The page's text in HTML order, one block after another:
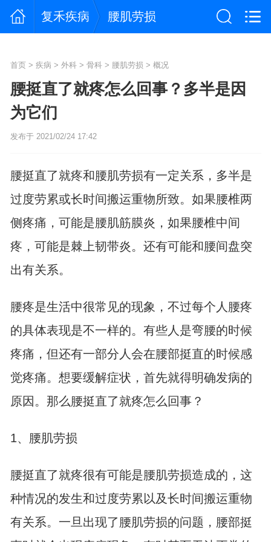
复禾疾病 腰肌劳损
首页> 疾病 > 外科> 骨科> 腰肌劳损 > 概况
腰挺直了就疼怎么回事？多半是因
为它们
发布于 2021/02/24 17:42
腰挺直了就疼和腰肌劳损有一定关系，多半是
过度劳累或长时间搬运重物所致。如果腰椎两
侧疼痛，可能是腰肌筋膜炎，如果腰椎中间
疼，可能是棘上韧带炎。还有可能和腰间盘突
出有关系。
腰疼是生活中很常见的现象，不过每个人腰疼
的具体表现是不一样的。有些人是弯腰的时候
疼痛，但还有一部分人会在腰部挺直的时候感
觉疼痛。想要缓解症状，首先就得明确发病的
原因。那么腰挺直了就疼怎么回事？
1、腰肌劳损
腰挺直了就疼很有可能是腰肌劳损造成的，这
种情况的发生和过度劳累以及长时间搬运重物
有关系。一旦出现了腰肌劳损的问题，腰部挺